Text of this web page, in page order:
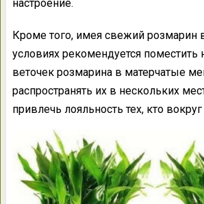
настроение.
Кроме того, имея свежий розмарин
условиях рекомендуется поместить
веточек розмарина в матерчатые
распространять их в нескольких
привлечь лояльность тех, кто вокруг